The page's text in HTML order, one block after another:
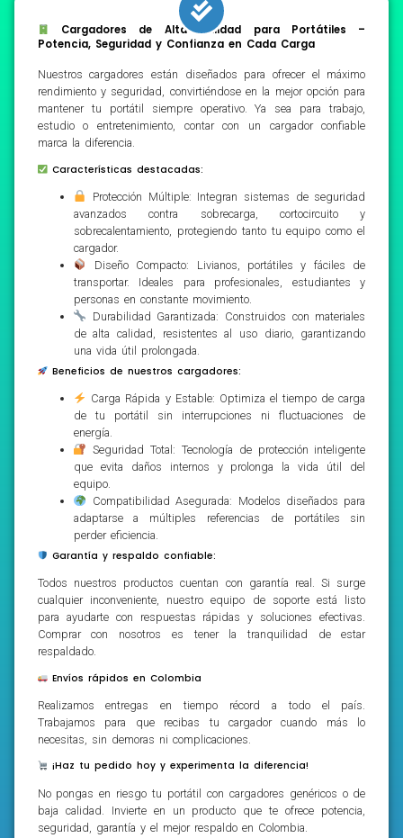
Cargadores de Alta Calidad para Portátiles –
Potencia, Seguridad y Confianza en Cada Carga
Nuestros cargadores están diseñados para ofrecer el máximo
rendimiento y seguridad, convirtiéndose en la mejor opción para
mantener tu portátil siempre operativo. Ya sea para trabajo,
estudio o entretenimiento, contar con un cargador confiable
marca la diferencia.
Características destacadas:
Protección Múltiple: Integran sistemas de seguridad
avanzados contra sobrecarga, cortocircuito y
sobrecalentamiento, protegiendo tanto tu equipo como el
cargador.
Diseño Compacto: Livianos, portátiles y fáciles de
transportar. Ideales para profesionales, estudiantes y
personas en constante movimiento.
Durabilidad Garantizada: Construidos con materiales
de alta calidad, resistentes al uso diario, garantizando
una vida útil prolongada.
Beneficios de nuestros cargadores:
Carga Rápida y Estable: Optimiza el tiempo de carga
de tu portátil sin interrupciones ni fluctuaciones de
energía.
Seguridad Total: Tecnología de protección inteligente
que evita daños internos y prolonga la vida útil del
equipo.
Compatibilidad Asegurada: Modelos diseñados para
adaptarse a múltiples referencias de portátiles sin
perder eficiencia.
Garantía y respaldo confiable:
Todos nuestros productos cuentan con garantía real. Si surge
cualquier inconveniente, nuestro equipo de soporte está listo
para ayudarte con respuestas rápidas y soluciones efectivas.
Comprar con nosotros es tener la tranquilidad de estar
respaldado.
Envíos rápidos en Colombia
Realizamos entregas en tiempo récord a todo el país.
Trabajamos para que recibas tu cargador cuando más lo
necesitas, sin demoras ni complicaciones.
¡Haz tu pedido hoy y experimenta la diferencia!
No pongas en riesgo tu portátil con cargadores genéricos o de
baja calidad. Invierte en un producto que te ofrece potencia,
seguridad, garantía y el mejor respaldo en Colombia.